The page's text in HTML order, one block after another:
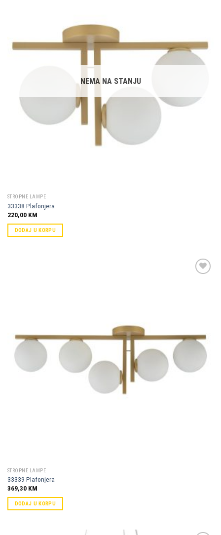
NEMA NA STANJU
STROPNE LAMPE
33338 Plafonjera
220,00 KM
DODAJ U KORPU
STROPNE LAMPE
33339 Plafonjera
369,30 KM
DODAJ U KORPU